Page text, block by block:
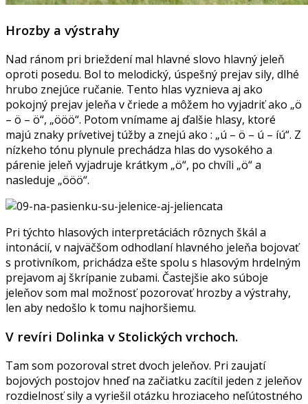
Hrozby a výstrahy
Nad ránom pri brieždení mal hlavné slovo hlavný jeleň
oproti posedu. Bol to melodický, úspešný prejav sily, dlhé
hrubo znejúce ručanie. Tento hlas vyznieva aj ako
pokojný prejav jeleňa v čriede a môžem ho vyjadriť ako „ö
– ö – ö“, „ööö“. Potom vnímame aj ďalšie hlasy, ktoré
majú znaky prívetivej túžby a znejú ako : „ú – ö – ú – íú“. Z
nízkeho tónu plynule prechádza hlas do vysokého a
párenie jeleň vyjadruje krátkym „ö“, po chvíli „ö“ a
nasleduje „ööö“.
Pri týchto hlasových interpretáciách rôznych škál a
intonácií, v najväčšom odhodlaní hlavného jeleňa bojovať
s protivníkom, prichádza ešte spolu s hlasovým hrdelným
prejavom aj škrípanie zubami. Častejšie ako súboje
jeleňov som mal možnosť pozorovať hrozby a výstrahy,
len aby nedošlo k tomu najhoršiemu.
V revíri Dolinka v Stolických vrchoch.
Tam som pozoroval stret dvoch jeleňov. Pri zaujatí
bojových postojov hneď na začiatku zacítil jeden z jeleňov
rozdielnosť sily a vyriešil otázku hroziaceho neľútostného